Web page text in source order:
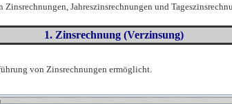
Zinsrechnungen, Jahreszinsrechnungen und
1. Zinsrechnung (Verzinsung)
von Zinsrechnungen ermöglicht.